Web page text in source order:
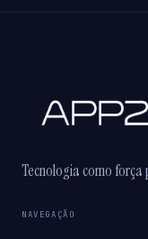
Tecnologia como força
NAVEGAÇÃO